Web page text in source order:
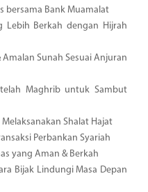
bersama Bank Muamalat
Lebih Berkah dengan Hijrah
Sunah Sesuai Anjuran
Maghrib untuk Sambut
Shalat Hajat
Perbankan Syariah
yang Aman & Berkah
Bijak Lindungi Masa Depan